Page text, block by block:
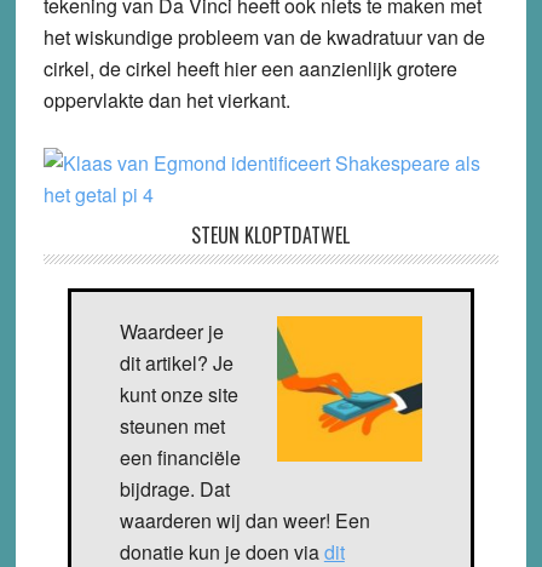
het wiskundige probleem van de kwadratuur van de
cirkel, de cirkel heeft hier een aanzienlijk grotere
oppervlakte dan het vierkant.
STEUN KLOPTDATWEL
Waardeer je
dit artikel? Je
kunt onze site
steunen met
een financiële
bijdrage. Dat
waarderen wij dan weer! Een
donatie kun je doen viadit